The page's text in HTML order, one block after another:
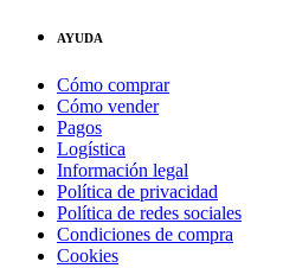
AYUDA
Cómo comprar
Cómo vender
Pagos
Logística
Información legal
Política de privacidad
Política de redes sociales
Condiciones de compra
Cookies